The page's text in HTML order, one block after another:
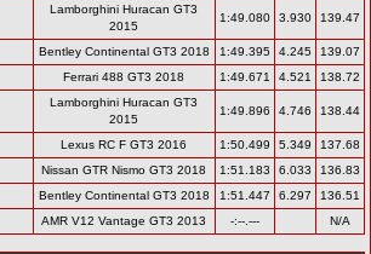
Lamborghini Huracan GT3
2015
1:49.080 3.930 139.47
Bentley Continental GT3 2018 1:49.395 4.245
139.07
Ferrari 488 GT3 2018 1:49.671 4.521 138.72
Lamborghini Huracan GT3
2015
1:49.896 4.746 138.44
Lexus RC F GT3 2016 1:50.499 5.349
137.68
Nissan GTR Nismo GT3 2018 1:51.183 6.033
136.83
Bentley Continental GT3 2018 1:51.447 6.297
136.51
AMR V12 Vantage GT3 2013 -:--.--- N/A